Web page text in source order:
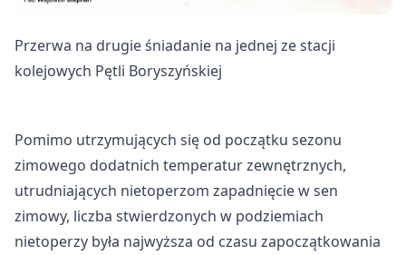
Przerwa na drugie śniadanie na jednej ze stacji
kolejowych Pętli Boryszyńskiej
Pomimo utrzymujących się od początku sezonu
zimowego dodatnich temperatur zewnętrznych,
utrudniających nietoperzom zapadnięcie w sen
zimowy, liczba stwierdzonych w podziemiach
nietoperzy była najwyższa od czasu zapoczątkowania